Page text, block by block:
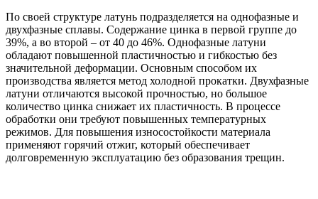
По своей структуре латунь подразделяется на однофазные и
двухфазные сплавы. Содержание цинка в первой группе до
39%, а во второй – от 40 до 46%. Однофазные латуни
обладают повышенной пластичностью и гибкостью без
значительной деформации. Основным способом их
производства является метод холодной прокатки. Двухфазные
латуни отличаются высокой прочностью, но большое
количество цинка снижает их пластичность. В процессе
обработки они требуют повышенных температурных
режимов. Для повышения износостойкости материала
применяют горячий отжиг, который обеспечивает
долговременную эксплуатацию без образования трещин.